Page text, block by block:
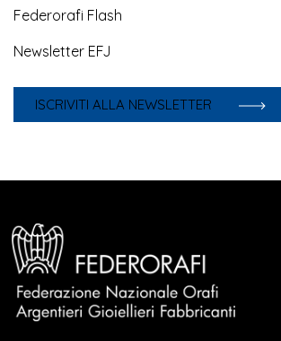
Federorafi Flash
Newsletter EFJ
ISCRIVITI ALLA NEWSLETTER